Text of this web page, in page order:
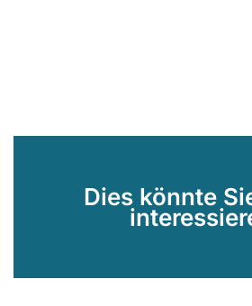
Dies könnte